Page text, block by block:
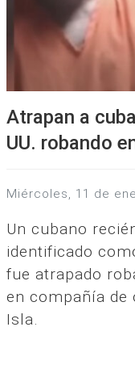
Atrapan a
UU. robando
miércoles, 11 de
Un cubano
identificado
fue atrapado
en compañía de
Isla.